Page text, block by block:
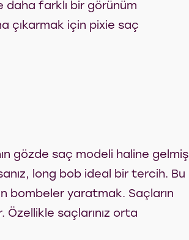
daha farklı bir görünüm
çıkarmak için pixie saç
gözde saç modeli haline gelmiş
long bob ideal bir tercih. Bu
bombeler yaratmak. Saçların
saçlarınız orta